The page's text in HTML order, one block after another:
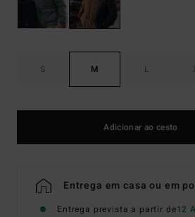
S M L
Adicionar ao cesto
Entrega em casa ou em
Entrega prevista a partir de12